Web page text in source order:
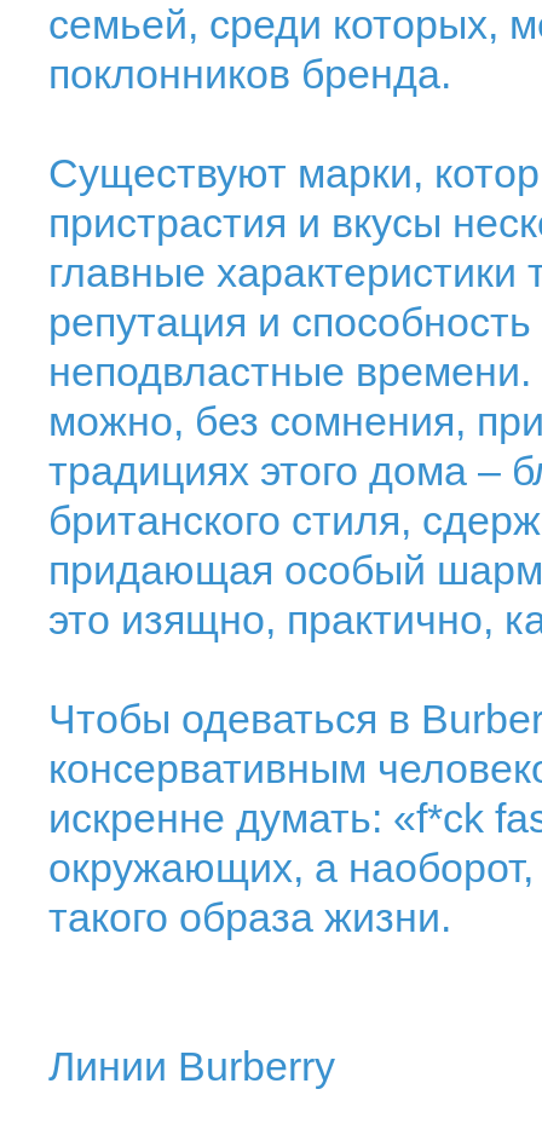
семьей, среди которых,
поклонников бренда.
Существуют марки,
пристрастия и вкусы
главные
репутация и
неподвластные
можно, без сомнения,
традициях этого дома –
британского стиля,
придающая особый шарм
это изящно, практично,
Чтобы одеваться в
консервативным
искренне думать: «f*ck
окружающих, а
такого образа жизни.
Линии Burberry